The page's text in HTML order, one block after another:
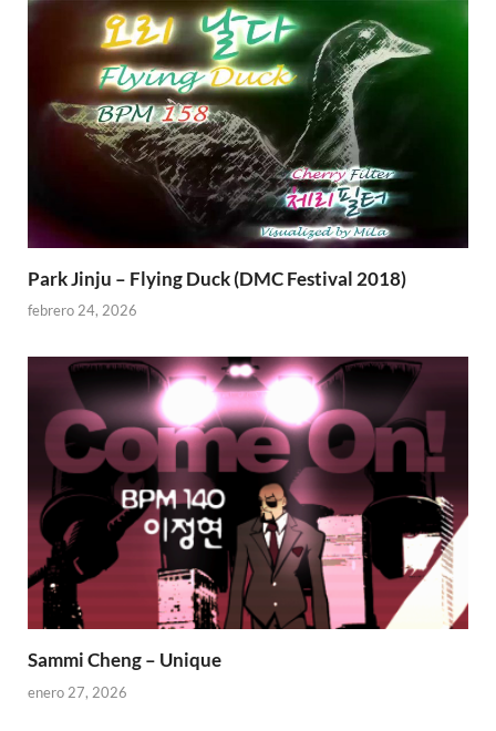
Park Jinju – Flying Duck (DMC Festival 2018)
febrero 24, 2026
Sammi Cheng – Unique
enero 27, 2026